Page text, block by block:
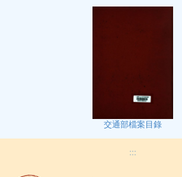
交通部檔案目錄
:::